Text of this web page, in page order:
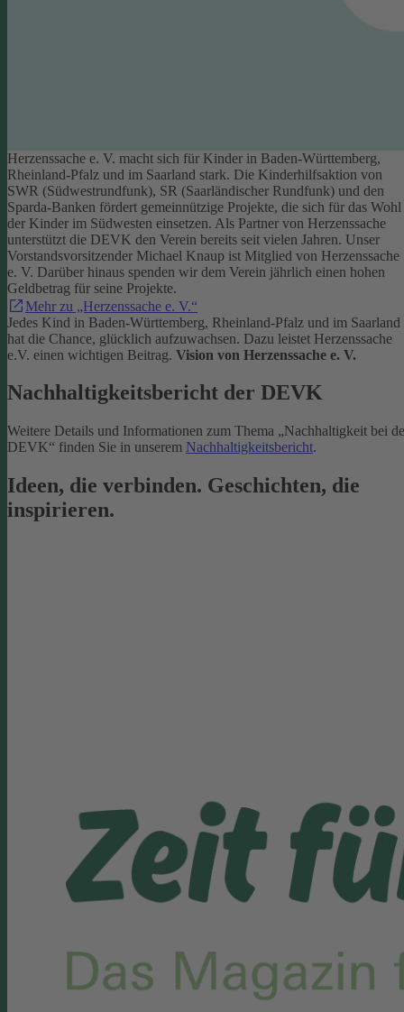
Herzenssache e. V. macht sich für Kinder in Baden-Württemberg,
Rheinland-Pfalz und im Saarland stark. Die Kinderhilfsaktion von
SWR (Südwestrundfunk), SR (Saarländischer Rundfunk) und den
Sparda-Banken fördert gemeinnützige Projekte, die sich für das Wohl
der Kinder im Südwesten einsetzen. Als Partner von Herzenssache
unterstützt die DEVK den Verein bereits seit vielen Jahren. Unser
Vorstandsvorsitzender Michael Knaup ist Mitglied von Herzenssache
e. V. Darüber hinaus spenden wir dem Verein jährlich einen hohen
Geldbetrag für seine Projekte.
Mehr zu „Herzenssache e. V.“
Jedes Kind in Baden-Württemberg, Rheinland-Pfalz und im Saarland
hat die Chance, glücklich aufzuwachsen. Dazu leistet Herzenssache
e.V. einen wichtigen Beitrag. Vision von Herzenssache e. V.
Nachhaltigkeitsbericht der DEVK
Weitere Details und Informationen zum Thema „Nachhaltigkeit bei
DEVK“ finden Sie in unserem Nachhaltigkeitsbericht.
Ideen, die verbinden. Geschichten, die
inspirieren.